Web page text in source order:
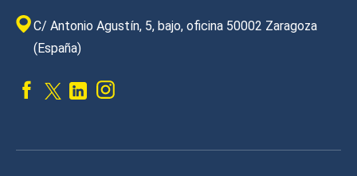
C/ Antonio Agustín, 5, bajo, oficina 50002 Zaragoza
(España)